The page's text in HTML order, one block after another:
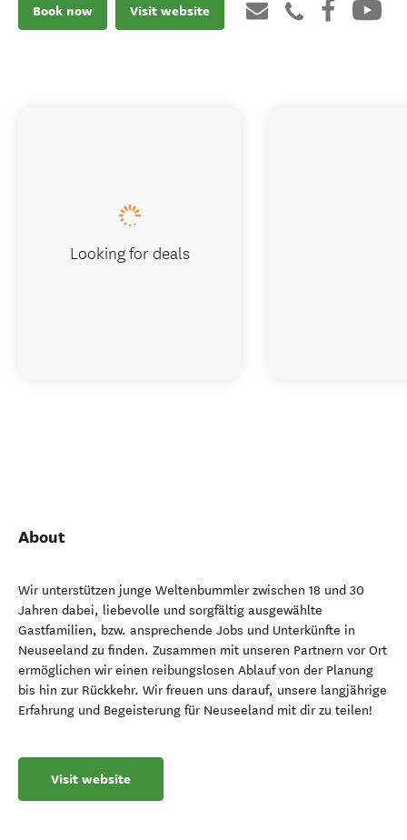
Book now Visit website
About
Wir unterstützen junge Weltenbummler zwischen 18 und 30
Jahren dabei, liebevolle und sorgfältig ausgewählte
Gastfamilien, bzw. ansprechende Jobs und Unterkünfte in
Neuseeland zu finden. Zusammen mit unseren Partnern vor Ort
ermöglichen wir einen reibungslosen Ablauf von der Planung
bis hin zur Rückkehr. Wir freuen uns darauf, unsere langjährige
Erfahrung und Begeisterung für Neuseeland mit dir zu teilen!
Visit website
Looking for deals